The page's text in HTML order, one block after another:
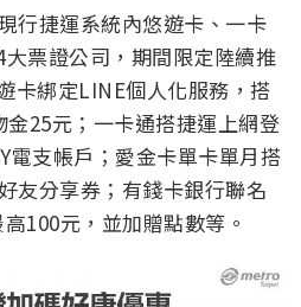
行捷運系統內悠遊卡、一卡
票證公司，期間限定陸續推
卡綁定LINE個人化服務，搭
25元；一卡通搭捷運上網登
電支帳戶；愛金卡單卡單月搭
友分享券；有錢卡銀行聯名
100元，並加贈點數等。